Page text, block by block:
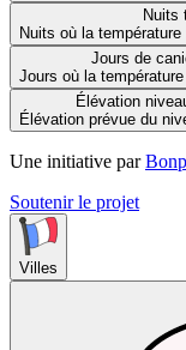
Nuits
Nuits où la
Jours de
Jours où la
Élévation
Élévation prévue du
Une initiative par
Soutenir le projet
Villes